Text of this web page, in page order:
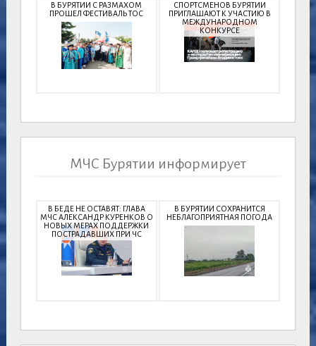
В БУРЯТИИ С РАЗМАХОМ
ПРОШЕЛ ФЕСТИВАЛЬ ТОС
СПОРТСМЕНОВ БУРЯТИИ
ПРИГЛАШАЮТ К УЧАСТИЮ В
МЕЖДУНАРОДНОМ
КОНКУРСЕ
МЧС Бурятии информирует
В БЕДЕ НЕ ОСТАВЯТ: ГЛАВА
МЧС АЛЕКСАНДР КУРЕНКОВ О
НОВЫХ МЕРАХ ПОДДЕРЖКИ
ПОСТРАДАВШИХ ПРИ ЧС
В БУРЯТИИ СОХРАНИТСЯ
НЕБЛАГОПРИЯТНАЯ ПОГОДА